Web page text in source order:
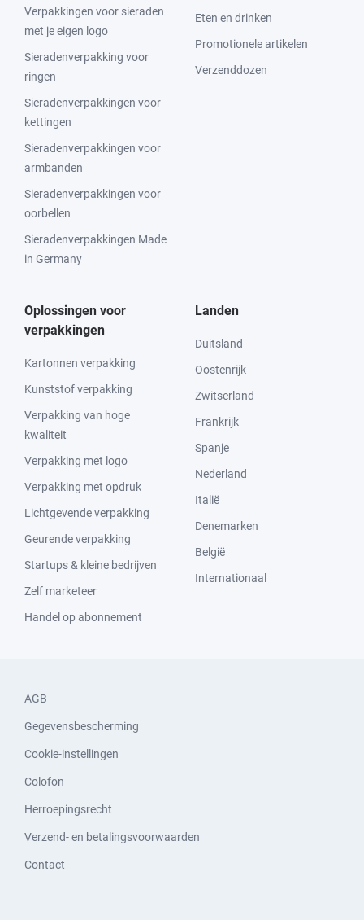
Verpakkingen voor sieraden
met je eigen logo
Sieradenverpakking voor
ringen
Sieradenverpakkingen voor
kettingen
Sieradenverpakkingen voor
armbanden
Sieradenverpakkingen voor
oorbellen
Sieradenverpakkingen Made
in Germany
Eten en drinken
Promotionele artikelen
Verzenddozen
Oplossingen voor
verpakkingen
Kartonnen verpakking
Kunststof verpakking
Verpakking van hoge
kwaliteit
Verpakking met logo
Verpakking met opdruk
Lichtgevende verpakking
Geurende verpakking
Startups & kleine bedrijven
Zelf marketeer
Handel op abonnement
Landen
Duitsland
Oostenrijk
Zwitserland
Frankrijk
Spanje
Nederland
Italië
Denemarken
België
Internationaal
AGB
Gegevensbescherming
Cookie-instellingen
Colofon
Herroepingsrecht
Verzend- en betalingsvoorwaarden
Contact